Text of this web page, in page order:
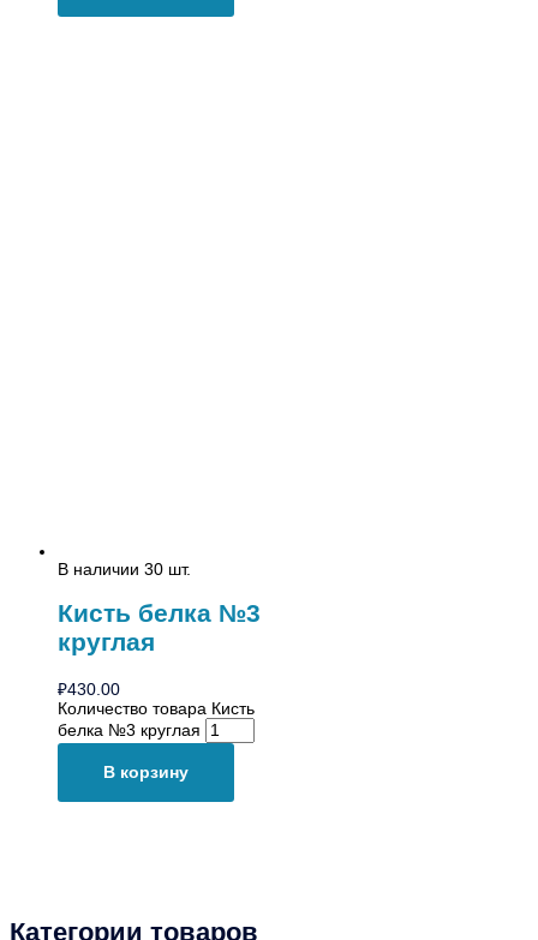
Категории товаров
В наличии 30 шт.
Кисть белка №3
круглая
₽430.00
Количество товара Кисть
белка №3 круглая
В корзину